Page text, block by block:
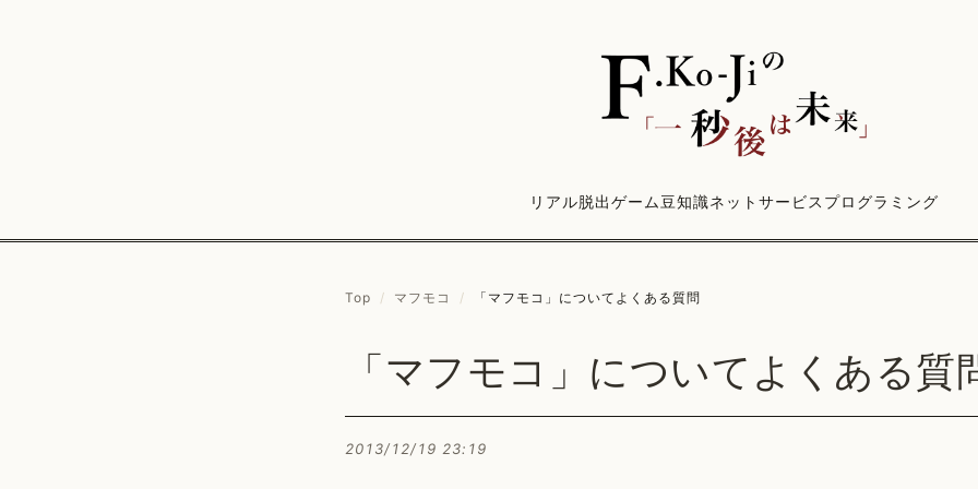
リアル脱出ゲーム豆知識ネットサービス プログラミング
Top / マフモコ / 「マフモコ」についてよくある質問
「マフモコ」についてよくある質
2013/12/19 23:19